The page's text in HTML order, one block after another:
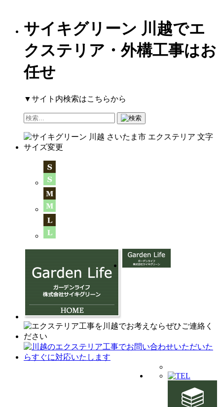
サイキグリーン 川越でエ
クステリア・外構工事はお
任せ
▼サイト内検索はこちらから